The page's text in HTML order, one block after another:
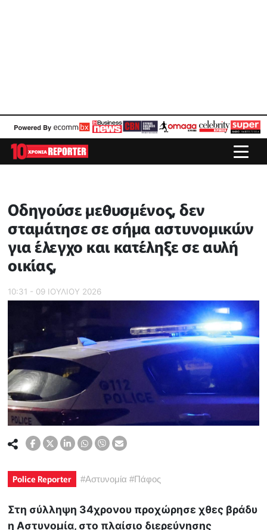
Οδηγούσε μεθυσμένος, δεν
σταμάτησε σε σήμα αστυνομικών
για έλεγχο και κατέληξε σε αυλή
οικίας,
10:31 - 09 ΙΟΥΛΙΟΥ 2026
Police Reporter #Αστυνομία #Πάφος
Στη σύλληψη 34χρονου προχώρησε χθες βράδυ
η Αστυνομία, στο πλαίσιο διερεύνησης